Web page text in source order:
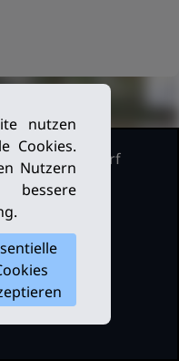
Stahnsdorf
nutzen
Cookies.
Nutzern